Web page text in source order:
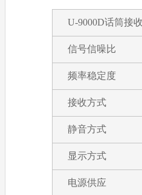
U-9000D话筒接
信号信噪比
频率稳定度
接收方式
静音方式
显示方式
电源供应